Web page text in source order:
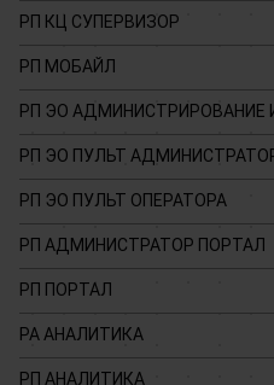
РП КЦ СУПЕРВИЗОР
РП МОБАЙЛ
РП ЭО АДМИНИСТРИРОВАНИЕ
РП ЭО ПУЛЬТ
РП ЭО ПУЛЬТ ОПЕРАТОРА
РП АДМИНИСТРАТОР ПОРТАЛ
РП ПОРТАЛ
РА АНАЛИТИКА
РП АНАЛИТИКА